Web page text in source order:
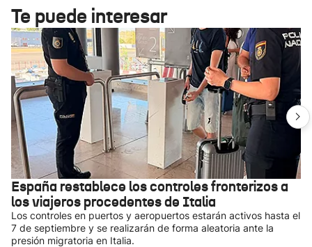
Te puede interesar
España restablece los controles fronterizos a
los viajeros procedentes de Italia
Los controles en puertos y aeropuertos estarán activos hasta el
7 de septiembre y se realizarán de forma aleatoria ante la
presión migratoria en Italia.